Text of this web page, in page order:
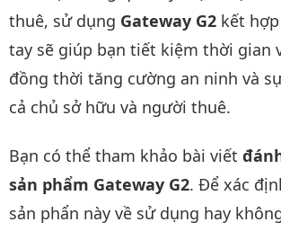
thuê, sử dụng Gateway G2 kết
tay sẽ giúp bạn tiết kiệm thời gian
đồng thời tăng cường an ninh và
cả chủ sở hữu và người thuê.
Bạn có thể tham khảo bài viết
sản phẩm Gateway G2. Để xác
sản phẩn này về sử dụng hay